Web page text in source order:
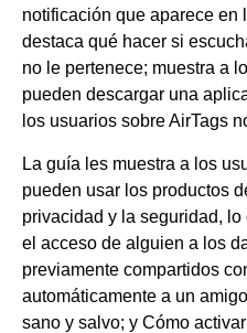
notificación que aparece en
destaca qué hacer si
no le pertenece; muestra a
pueden descargar una
los usuarios sobre AirTags
La guía les muestra a los
pueden usar los productos
privacidad y la seguridad,
el acceso de alguien a los
previamente compartidos
automáticamente a un
sano y salvo; y Cómo